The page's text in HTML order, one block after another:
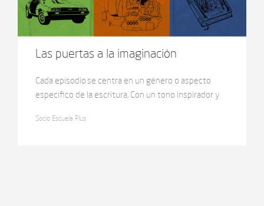
Las puertas a la imaginación
Cada episodio se centra en un género o aspecto
específico de la escritura, Con un tono inspirador y
su labor, sino que también invita a los estudiantes a
Socio Escuela Plus